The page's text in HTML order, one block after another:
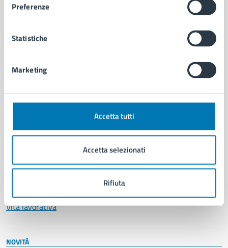
Preferenze
Statistiche
Marketing
Accetta tutti
Accetta selezionati
Rifiuta
Personale amministrativo
Intranet, posta aziendale e protocollo
CATEGORIE DI SERVIZIO
Documenti e certificati
Educazione e formazione
Imprese e commercio
Salute, benessere e assistenza
Servizi Cimiteriali
Vita lavorativa
NOVITÀ